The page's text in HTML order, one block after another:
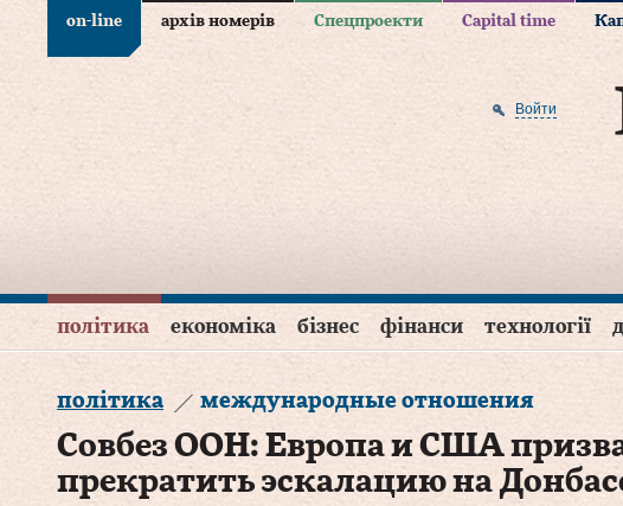
on-line архів номерів Спецпроекти Capital time
Войти
політика економіка бізнес фінанси технології
політика международные отношения
Совбез ООН: Европа и США
прекратить эскалацию на